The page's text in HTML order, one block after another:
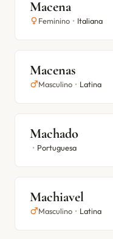
Macena
Feminino • Italiana
Macenas
Masculino • Latina
Machado
• Portuguesa
Machiavel
Masculino • Latina